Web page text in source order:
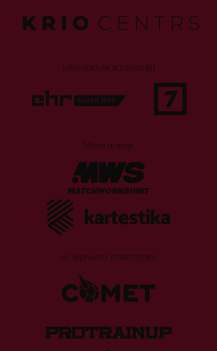
Informatīvie atbalstītāji
Mūsu draugi
Ar lepnumu izmantojam